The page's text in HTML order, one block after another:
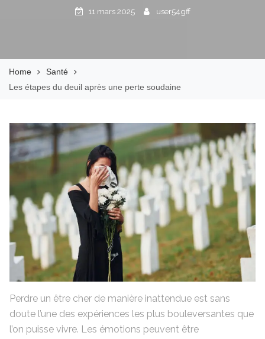
11 mars 2025 user54gff
Home
Santé
Les étapes du deuil après une perte soudaine
Perdre un être cher de manière inattendue est sans
doute l’une des expériences les plus bouleversantes que
l’on puisse vivre. Les émotions peuvent être